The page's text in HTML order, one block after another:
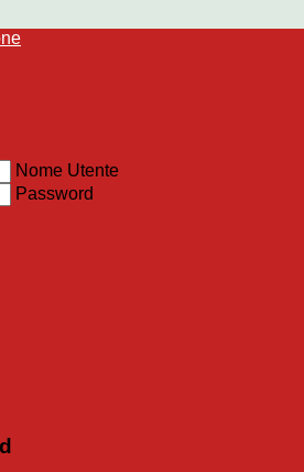
Nome Utente
Password